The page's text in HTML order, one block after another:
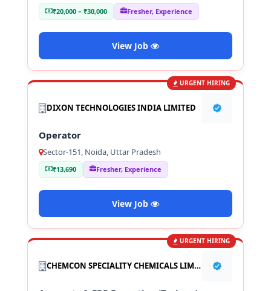
₹20,000 – ₹30,000 Fresher, Experience
View Job
URGENT HIRING
DIXON TECHNOLOGIES INDIA LIMITED
Operator
Sector-151, Noida, Uttar Pradesh
₹13,690 Fresher, Experience
View Job
URGENT HIRING
CHEMCON SPECIALITY CHEMICALS LIMITED